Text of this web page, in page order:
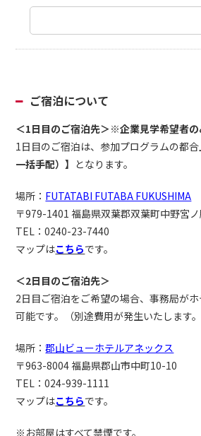
ご宿泊について
＜1日目のご宿泊先＞※企業見学希望者
1日目のご宿泊は、参加プログラムの都
一括手配）】 となります。
場所： FUTATABI FUTABA FUKUSHIMA
〒979-1401 福島県双葉郡双葉町中野宮
TEL：0240-23-7440
マップはこちらです。
＜2日目のご宿泊先＞
2日目ご宿泊をご希望の場合、事務局が
可能です。（別途費用が発生いたします。
場所：郡山ビューホテルアネックス
〒963-8004 福島県郡山市中町10-10
TEL：024-939-1111
マップはこちらです。
※お部屋はすべて禁煙です。